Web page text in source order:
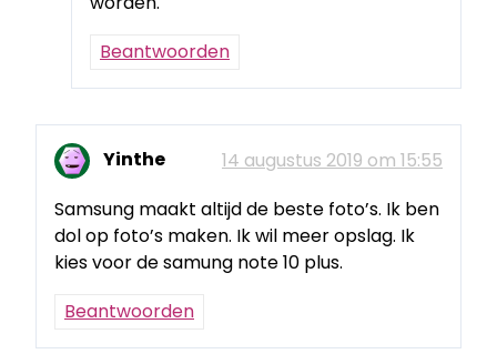
Beantwoorden
Yinthe
14 augustus 2019 om 15:55
Samsung maakt altijd de beste foto’s. Ik ben
dol op foto’s maken. Ik wil meer opslag. Ik
kies voor de samung note 10 plus.
Beantwoorden